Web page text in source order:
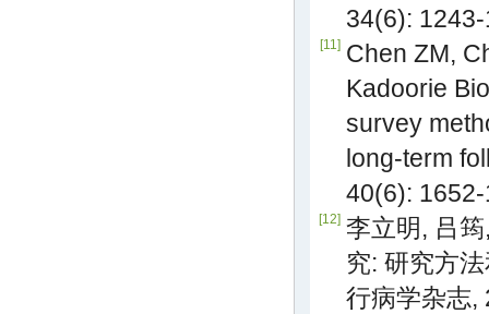
34(6):
[11] Chen ZM,
Kadoorie
survey
long-term
40(6):
[12] 李立明, 吕
究: 研究方
行病学杂志,